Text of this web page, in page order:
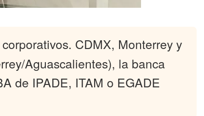
CDMX, Monterrey y
Aguascalientes), la banca
de IPADE, ITAM o EGADE